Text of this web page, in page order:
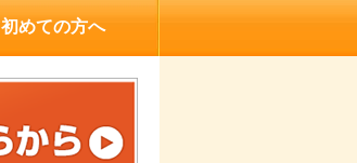
初めての方へ